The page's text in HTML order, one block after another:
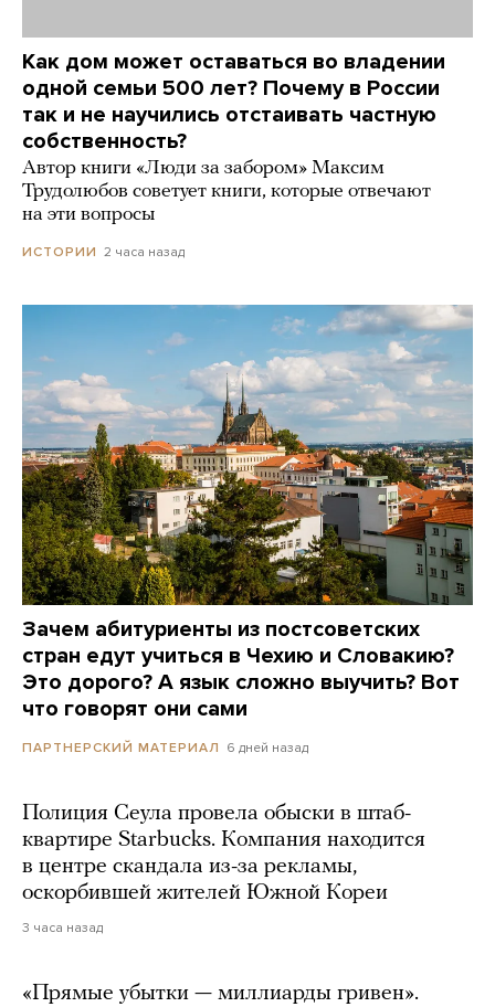
Как дом может оставаться во владении
одной семьи 500 лет? Почему в России
так и не научились отстаивать частную
собственность?
Автор книги «Люди за забором» Максим
Трудолюбов советует книги, которые отвечают
на эти вопросы
ИСТОРИИ 2 часа назад
Зачем абитуриенты из постсоветских
стран едут учиться в Чехию и Словакию?
Это дорого? А язык сложно выучить? Вот
что говорят они сами
ПАРТНЕРСКИЙ МАТЕРИАЛ 6 дней назад
Полиция Сеула провела обыски в штаб-
квартире Starbucks. Компания находится
в центре скандала из-за рекламы,
оскорбившей жителей Южной Кореи
3 часа назад
«Прямые убытки — миллиарды гривен».